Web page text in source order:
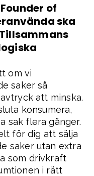
of
ska
om vi
saker så
att minska.
konsumera,
sak flera gånger.
för dig att sälja
saker utan extra
som drivkraft
i rätt